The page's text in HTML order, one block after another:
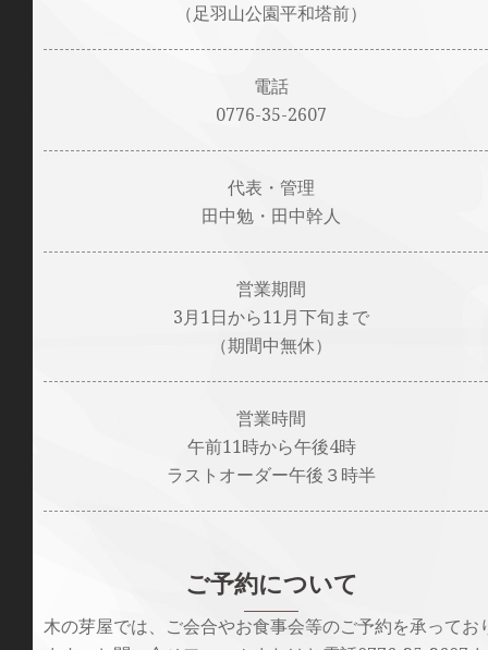
（足羽山公園平和塔前）
電話
0776-35-2607
代表・管理
田中勉・田中幹人
営業期間
3月1日から11月下旬まで
（期間中無休）
営業時間
午前11時から午後4時
ラストオーダー午後３時半
ご予約について
木の芽屋では、ご会合やお食事会等のご予約を承ってお